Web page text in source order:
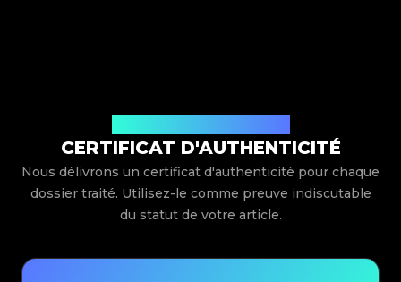
CERTIFICAT D'AUTHENTICITÉ
Nous délivrons un certificat d'authenticité pour chaque
dossier traité. Utilisez-le comme preuve indiscutable
du statut de votre article.